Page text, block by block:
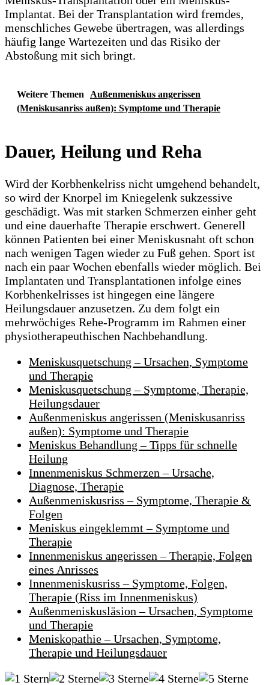
Implantat. Bei der Transplantation wird fremdes,
menschliches Gewebe übertragen, was allerdings
häufig lange Wartezeiten und das Risiko der
Abstoßung mit sich bringt.
Weitere Themen
Außenmeniskus angerissen
(Meniskusanriss außen): Symptome und Therapie
Dauer, Heilung und Reha
Wird der Korbhenkelriss nicht umgehend behandelt,
so wird der Knorpel im Kniegelenk sukzessive
geschädigt. Was mit starken Schmerzen einher geht
und eine dauerhafte Therapie erschwert. Generell
können Patienten bei einer Meniskusnaht oft schon
nach wenigen Tagen wieder zu Fuß gehen. Sport ist
nach ein paar Wochen ebenfalls wieder möglich. Bei
Implantaten und Transplantationen infolge eines
Korbhenkelrisses ist hingegen eine längere
Heilungsdauer anzusetzen. Zu dem folgt ein
mehrwöchiges Rehe-Programm im Rahmen einer
physiotherapeuthischen Nachbehandlung.
Meniskusquetschung – Ursachen, Symptome
und Therapie
Meniskusquetschung – Symptome, Therapie,
Heilungsdauer
Außenmeniskus angerissen (Meniskusanriss
außen): Symptome und Therapie
Meniskus Behandlung – Tipps für schnelle
Heilung
Innenmeniskus Schmerzen – Ursache,
Diagnose, Therapie
Außenmeniskusriss – Symptome, Therapie &
Folgen
Meniskus eingeklemmt – Symptome und
Therapie
Innenmeniskus angerissen – Therapie, Folgen
eines Anrisses
Innenmeniskusriss – Symptome, Folgen,
Therapie (Riss im Innenmeniskus)
Außenmeniskusläsion – Ursachen, Symptome
und Therapie
Meniskopathie – Ursachen, Symptome,
Therapie und Heilungsdauer